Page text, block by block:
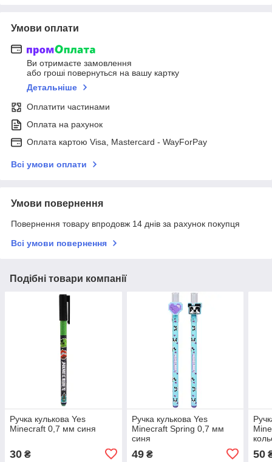
Умови оплати
Ви отримаєте замовлення
або гроші повернуться на вашу картку
Детальніше
Оплатити частинами
Оплата на рахунок
Оплата картою Visa, Mastercard - WayForPay
Всі умови оплати
Умови повернення
Повернення товару впродовж 14 днів за рахунок покупця
Всі умови повернення
Подібні товари компанії
Ручка кулькова Yes
Minecraft 0,7 мм синя
30 ₴
Ручка кулькова Yes
Minecraft Spring 0,7 мм
синя
49₴ 50